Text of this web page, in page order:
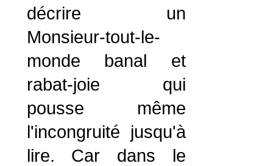
décrire un
Monsieur-tout-le-
monde banal et
rabat-joie qui
pousse même
l'incongruité jusqu'à
lire. Car dans le